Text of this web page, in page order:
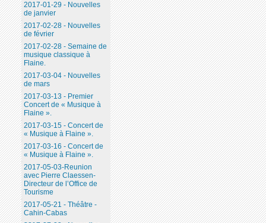
2017-01-29 - Nouvelles
de janvier
2017-02-28 - Nouvelles
de février
2017-02-28 - Semaine de
musique classique à
Flaine.
2017-03-04 - Nouvelles
de mars
2017-03-13 - Premier
Concert de « Musique à
Flaine ».
2017-03-15 - Concert de
« Musique à Flaine ».
2017-03-16 - Concert de
« Musique à Flaine ».
2017-05-03-Reunion
avec Pierre Claessen-
Directeur de l’Office de
Tourisme
2017-05-21 - Théâtre -
Cahin-Cabas